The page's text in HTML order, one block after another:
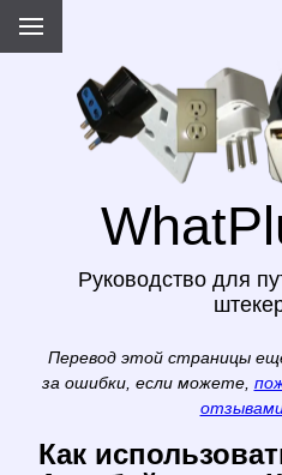
Руководство для
Перевод этой страницы
за ошибки, если можете,
Как